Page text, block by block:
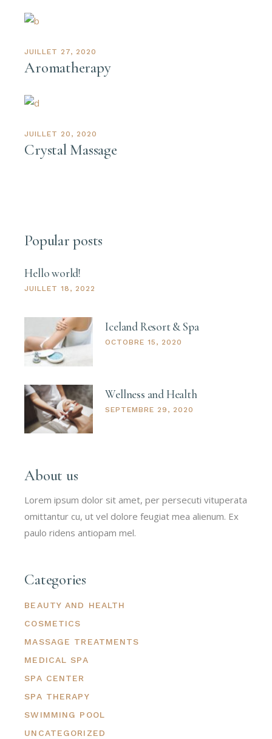
JUILLET 27, 2020
Aromatherapy
JUILLET 20, 2020
Crystal Massage
Popular posts
Hello world!
JUILLET 18, 2022
Iceland Resort & Spa
OCTOBRE 15, 2020
Wellness and Health
SEPTEMBRE 29, 2020
About us
Lorem ipsum dolor sit amet, per persecuti vituperata
omittantur cu, ut vel dolore feugiat mea alienum. Ex
paulo ridens antiopam mel.
Categories
BEAUTY AND HEALTH
COSMETICS
MASSAGE TREATMENTS
MEDICAL SPA
SPA CENTER
SPA THERAPY
SWIMMING POOL
UNCATEGORIZED